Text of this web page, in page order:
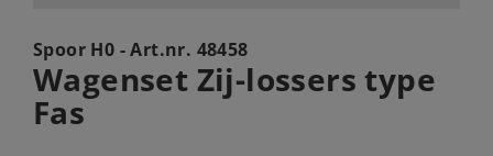
Spoor H0 - Art.nr. 48458
Wagenset Zij-lossers type
Fas